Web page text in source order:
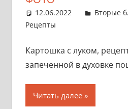
12.06.2022 admin
Вторые
Рецепты
Картошка с луком,
запеченной в духовке
Читать далее